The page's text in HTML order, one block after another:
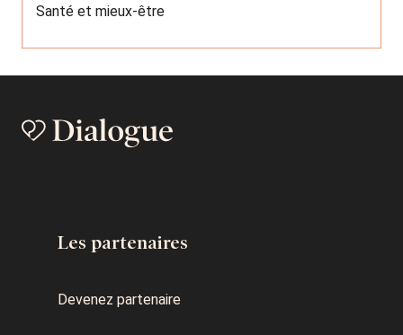
Santé et mieux-être
Les partenaires
Devenez partenaire